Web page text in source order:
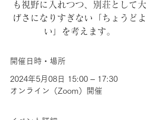
も視野に入れつつ、別荘として大
げさになりすぎない「ちょうどよ
い」を考えます。
開催日時・場所
2024年5月08日 15:00 – 17:30
オンライン（Zoom）開催